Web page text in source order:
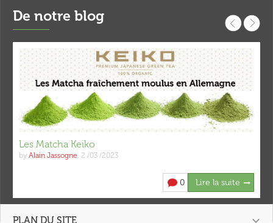
De notre blog
Les Matcha Keiko
by Alain Jassogne, 2 /03 /2023
0 Lire la suite
PLAN DU SITE